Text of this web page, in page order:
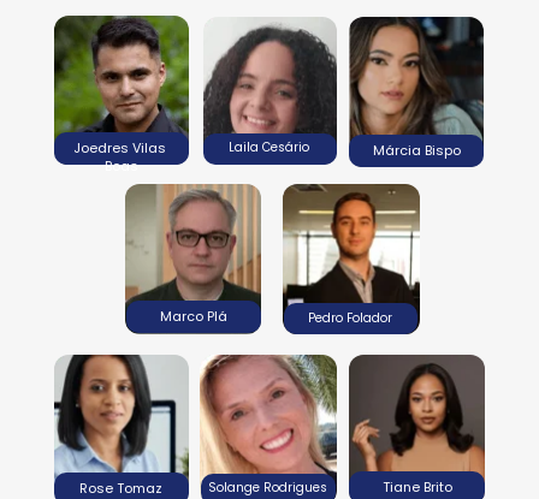
Joedres Vilas
Boas
Laila Cesário
Tiane Brito
Márcia Bispo
Solange Rodrigues
Pedro Folador
Marco Plá
Rose Tomaz